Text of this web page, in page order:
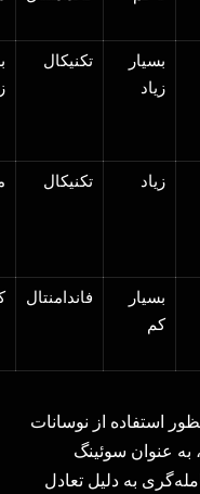
بسیار
زیاد
تکنیکال
زیاد تکنیکال
بسیار
کم
فاندامنتال
استفاده از نوسانات
عنوان سوئینگ
به دلیل تعادل